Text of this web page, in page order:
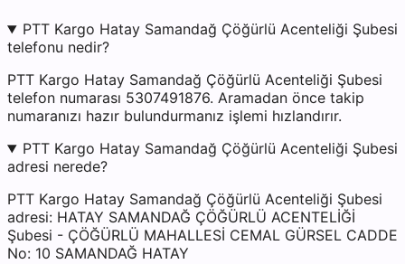
PTT Kargo Hatay Samandağ Çöğürlü Acenteliği Şubesi
telefonu nedir?
PTT Kargo Hatay Samandağ Çöğürlü Acenteliği Şubesi
telefon numarası 5307491876. Aramadan önce takip
numaranızı hazır bulundurmanız işlemi hızlandırır.
PTT Kargo Hatay Samandağ Çöğürlü Acenteliği Şubesi
adresi nerede?
PTT Kargo Hatay Samandağ Çöğürlü Acenteliği Şubesi
adresi: HATAY SAMANDAĞ ÇÖĞÜRLÜ ACENTELİĞİ
Şubesi - ÇÖĞÜRLÜ MAHALLESİ CEMAL GÜRSEL CADDE
No: 10 SAMANDAĞ HATAY